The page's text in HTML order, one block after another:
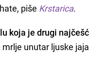
piše Krstarica.
koja je drugi
unutar ljuske